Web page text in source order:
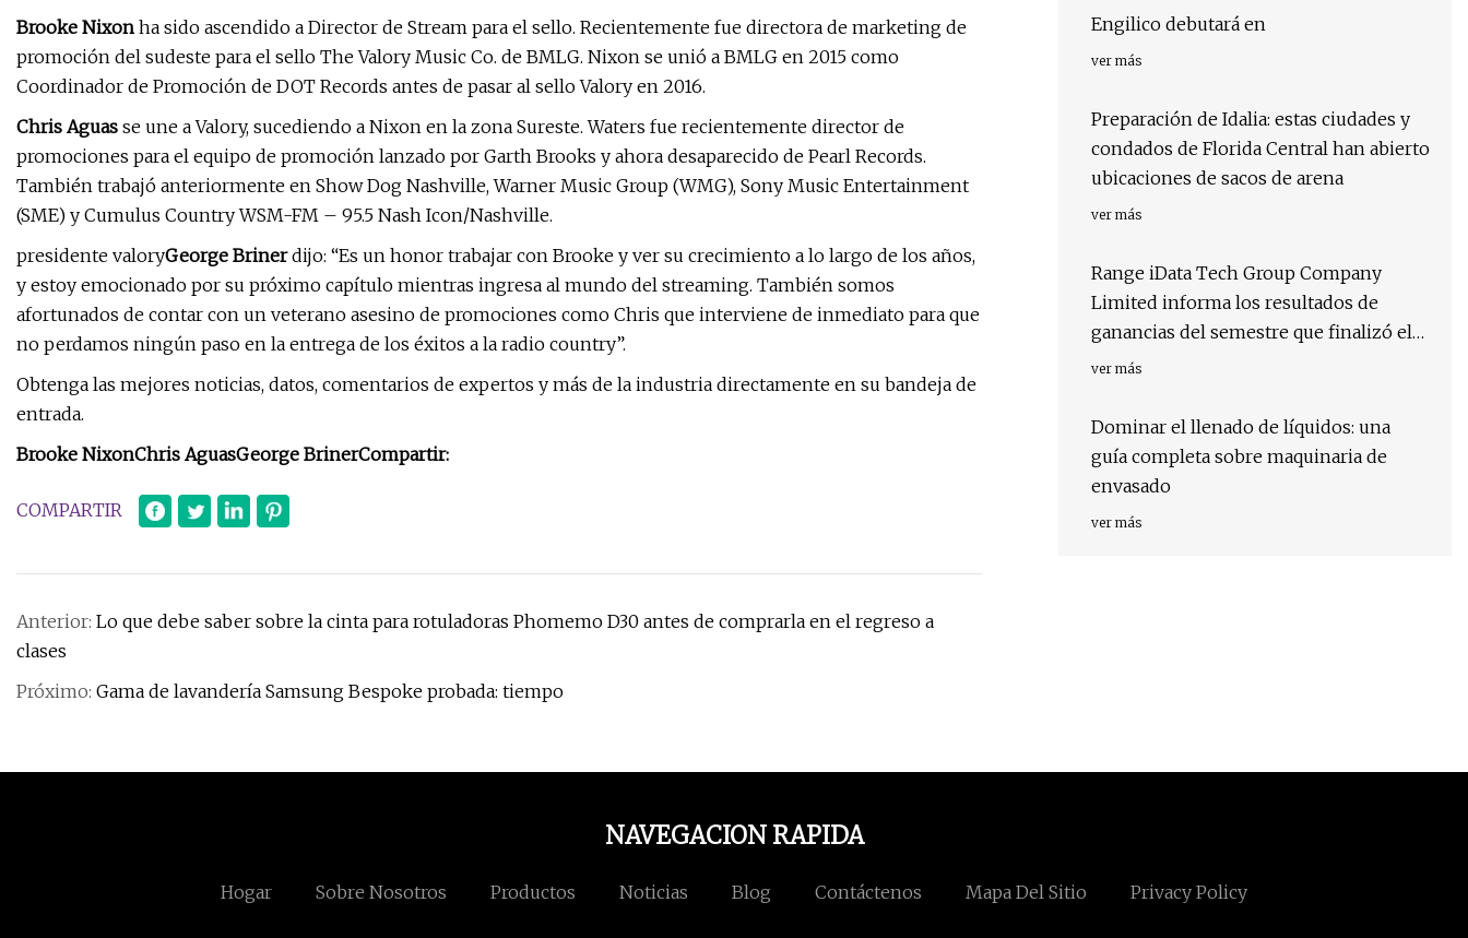
Brooke Nixon ha sido ascendido a Director de Stream para el sello. Recientemente fue directora de marketing de
promoción del sudeste para el sello The Valory Music Co. de BMLG. Nixon se unió a BMLG en 2015 como
Coordinador de Promoción de DOT Records antes de pasar al sello Valory en 2016.
Chris Aguas se une a Valory, sucediendo a Nixon en la zona Sureste. Waters fue recientemente director de
promociones para el equipo de promoción lanzado por Garth Brooks y ahora desaparecido de Pearl Records.
También trabajó anteriormente en Show Dog Nashville, Warner Music Group (WMG), Sony Music Entertainment
(SME) y Cumulus Country WSM-FM – 95.5 Nash Icon/Nashville.
presidente valoryGeorge Brinerdijo: “Es un honor trabajar con Brooke y ver su crecimiento a lo largo de los años,
y estoy emocionado por su próximo capítulo mientras ingresa al mundo del streaming. También somos
afortunados de contar con un veterano asesino de promociones como Chris que interviene de inmediato para que
no perdamos ningún paso en la entrega de los éxitos a la radio country”.
Obtenga las mejores noticias, datos, comentarios de expertos y más de la industria directamente en su bandeja de
entrada.
Brooke NixonChris AguasGeorge BrinerCompartir:
COMPARTIR
Anterior: Lo que debe saber sobre la cinta para rotuladoras Phomemo D30 antes de comprarla en el regreso a
clases
Próximo: Gama de lavandería Samsung Bespoke probada: tiempo
Engilico debutará en
ver más
Preparación de Idalia: estas ciudades y
condados de Florida Central han abierto
ubicaciones de sacos de arena
ver más
Range iData Tech Group Company
Limited informa los resultados de
ganancias del semestre que finalizó el
30 de junio de 2023
ver más
Dominar el llenado de líquidos: una
guía completa sobre maquinaria de
envasado
ver más
NAVEGACION RAPIDA
Hogar Sobre Nosotros Productos Noticias Blog Contáctenos Mapa Del Sitio Privacy Policy